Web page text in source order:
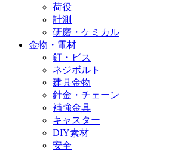
荷役
計測
研磨・ケミカル
金物・電材
釘・ビス
ネジボルト
建具金物
針金・チェーン
補強金具
キャスター
DIY素材
安全